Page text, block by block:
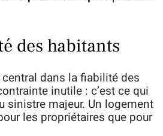
des habitants
dans la fiabilité des
inutile : c’est ce qui
sinistre majeur. Un logement
les propriétaires que pour